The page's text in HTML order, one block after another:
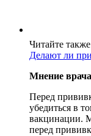
Читайте
Делают ли
Мнение
Перед
убедиться в
вакцинации.
перед